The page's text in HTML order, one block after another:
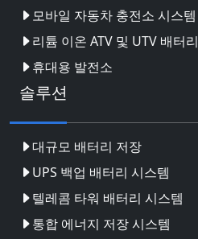
모바일 자동차 충전소 시스템
리튬 이온 ATV 및 UTV 배터리
휴대용 발전소
솔루션
대규모 배터리 저장
UPS 백업 배터리 시스템
텔레콤 타워 배터리 시스템
통합 에너지 저장 시스템